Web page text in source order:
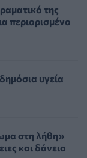
νοσοκομείο
άσκηση
της
περιορισμένο
υγεία
στη λήθη»
και δάνεια